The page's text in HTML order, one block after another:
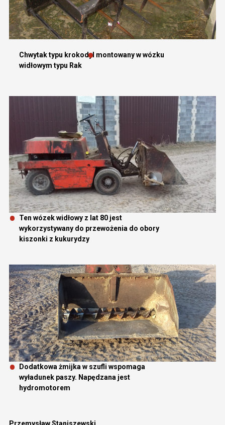
Chwytak typu krokodyl montowany w wózku
widłowym typu Rak
Ten wózek widłowy z lat 80 jest
wykorzystywany do przewożenia do obory
kiszonki z kukurydzy
Dodatkowa żmijka w szufli wspomaga
wyładunek paszy. Napędzana jest
hydromotorem